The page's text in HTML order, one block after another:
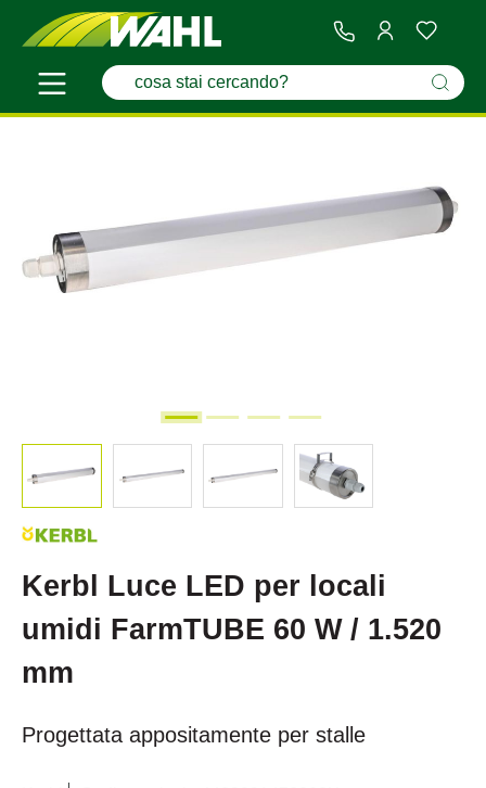
Kerbl Luce LED per locali
umidi FarmTUBE 60 W / 1.520
mm
Progettata appositamente per stalle